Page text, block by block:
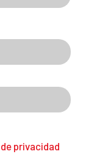
privacidad